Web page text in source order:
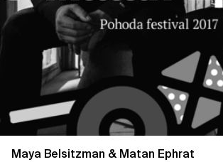
Maya Belsitzman & Matan Ephrat